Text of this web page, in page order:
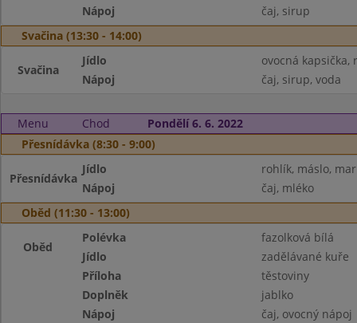
Nápoj
čaj, sirup
Svačina (13:30 - 14:00)
Svačina
Jídlo
ovocná kapsička,
Nápoj
čaj, sirup, voda
Menu Chod
Pondělí 6. 6. 2022
Přesnídávka (8:30 - 9:00)
Přesnídávka
Jídlo
rohlík, máslo,
Nápoj
čaj, mléko
Oběd (11:30 - 13:00)
Oběd
Polévka
fazolková bílá
Jídlo
zadělávané kuře
Příloha
těstoviny
Doplněk
jablko
Nápoj
čaj, ovocný nápoj